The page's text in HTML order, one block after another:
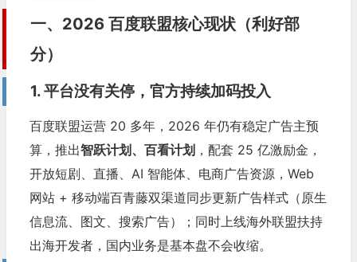
一、2026 百度联盟核心现状（利好部
分）
1. 平台没有关停，官方持续加码投入
百度联盟运营 20 多年，2026 年仍有稳定广告主预
算，推出智跃计划、百看计划，配套 25 亿激励金，
开放短剧、直播、 AI 智能体、电商广告资源，Web
网站 + 移动端百青藤双渠道同步更新广告样式（原生
信息流、图文、搜索广告）；同时上线海外联盟扶持
出海开发者，国内业务是基本盘不会收缩。